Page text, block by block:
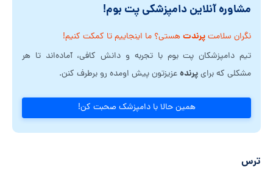
مشاوره آنلاین دامپزشکی پت بوم!
نگران سلامتپرندتهستی؟ ما اینجاییم تا کمکت کنیم!
تیم دامپزشکان پت بوم با تجربه و دانش کافی، آماده‌اند تا هر
مشکلی که برایپرندهعزیزتون پیش اومده رو برطرف کنن.
همین حالا با دامپزشک صحبت کن!
ترس